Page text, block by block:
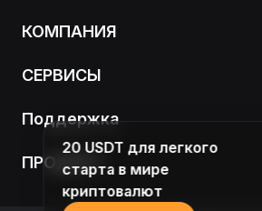
КОМПАНИЯ
СЕРВИСЫ
Поддержка
ПРОДУКТ
20 USDT для легкого
старта в мире
криптовалют